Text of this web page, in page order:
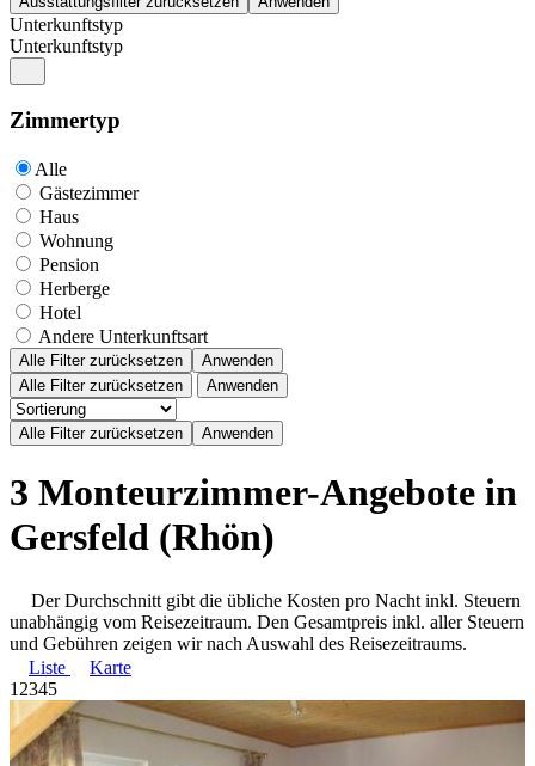
Unterkunftstyp
Unterkunftstyp
Zimmertyp
Alle
Gästezimmer
Haus
Wohnung
Pension
Herberge
Hotel
Andere Unterkunftsart
Alle Filter zurücksetzen
Anwenden
Alle Filter zurücksetzen
Anwenden
3 Monteurzimmer-Angebote in
Gersfeld (Rhön)
Der Durchschnitt gibt die übliche Kosten pro Nacht inkl. Steuern
unabhängig vom Reisezeitraum. Den Gesamtpreis inkl. aller Steuern
und Gebühren zeigen wir nach Auswahl des Reisezeitraums.
Liste
Karte
1 2345